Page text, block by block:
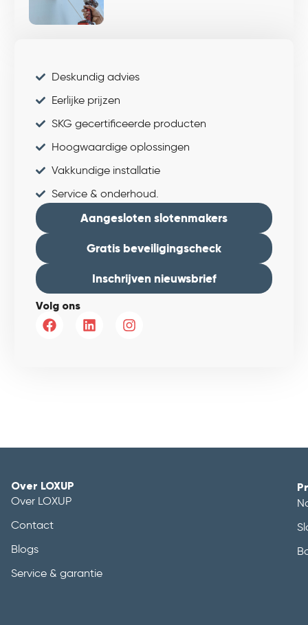
Deskundig advies
Eerlijke prijzen
SKG gecertificeerde producten
Hoogwaardige oplossingen
Vakkundige installatie
Service & onderhoud.
Aangesloten slotenmakers
Gratis beveiligingscheck
Inschrijven nieuwsbrief
Volg ons
Over LOXUP
Over LOXUP
Contact
Blogs
Service & garantie